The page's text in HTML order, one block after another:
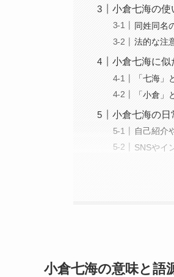
小倉七海の使
同姓同名
法的な注
小倉七海に似
「七海」
「小倉」
小倉七海の
自己紹介
SNSやイ
小倉七海の意味と語